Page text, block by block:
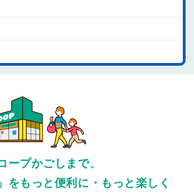
ープかごしまで、
をもっと便利に・もっと楽しく